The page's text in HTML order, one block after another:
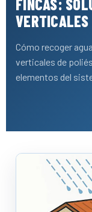
FINCAS:
VERTICALES
Cómo recoger
verticales de
elementos del